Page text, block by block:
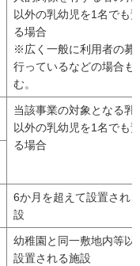
以外の乳幼児を1名でも
る場合
※広く一般に利用者の募
行っているなどの場合も
む。
当該事業の対象となる乳
以外の乳幼児を1名でも
る場合
6か月を超えて設置され
設
幼稚園と同一敷地内等以
設置される施設